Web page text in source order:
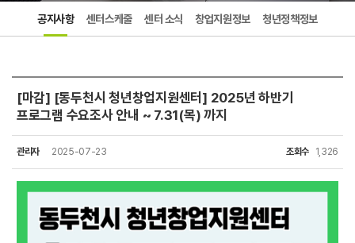
공지사항 센터스케줄 센터 소식 창업지원정보 청년정책정보
[마감] [동두천시 청년창업지원센터] 2025년 하반기
프로그램 수요조사 안내 ~ 7.31(목) 까지
관리자 2025-07-23 조회수 1,326